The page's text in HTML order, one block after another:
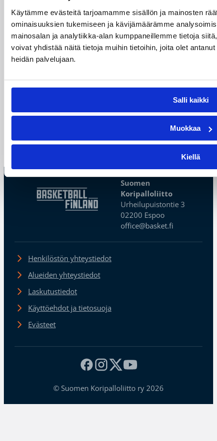
Käytämme evästeitä tarjoamamme sisällön ja mainosten
ominaisuuksien tukemiseen ja kävijämäärämme
mainosalan ja analytiikka-alan kumppaneillemme tietoja
voivat yhdistää näitä tietoja muihin tietoihin, joita olet
heidän palvelujaan.
Salli kaikki
Muokkaa
Kiellä
Hall of Fame 13.05.2026 10:32
Suomalaisen koripallon Hall of
Fameen nousee uusi nimi:
Tänä vuonna suomalaisen koripallon Hall of
Suomen
Koripalloliitto
Urheilupuistontie 3
02200 Espoo
office@basket.fi
Henkilöstön yhteystiedot
Alueiden yhteystiedot
Laskutustiedot
Käyttöehdot ja tietosuoja
Evästeet
© Suomen Koripalloliitto ry 2026